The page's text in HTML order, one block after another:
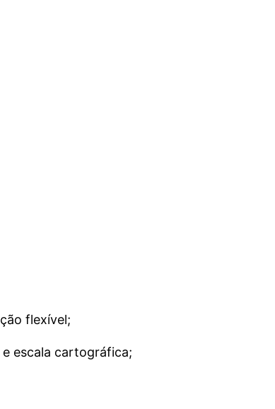
flexível;
escala cartográfica;